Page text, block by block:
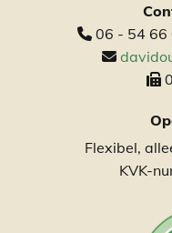
 06 - 54 66


Flexibel,
KVK-